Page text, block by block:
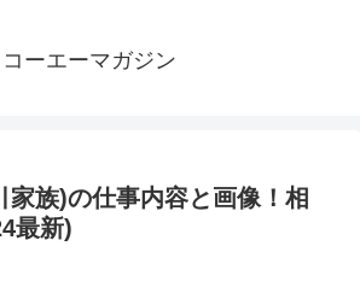
コーエーマガジン
家族)の仕事内容と画像！相
最新)